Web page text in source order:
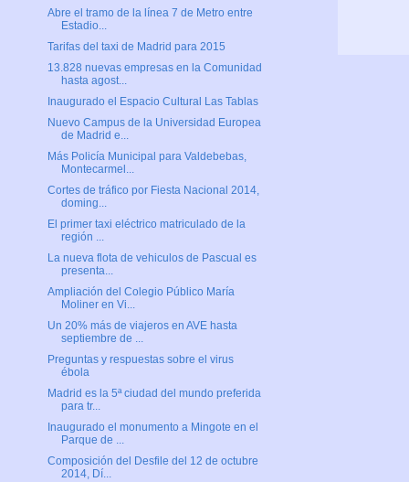
Abre el tramo de la línea 7 de Metro entre
Estadio...
Tarifas del taxi de Madrid para 2015
13.828 nuevas empresas en la Comunidad
hasta agost...
Inaugurado el Espacio Cultural Las Tablas
Nuevo Campus de la Universidad Europea
de Madrid e...
Más Policía Municipal para Valdebebas,
Montecarmel...
Cortes de tráfico por Fiesta Nacional 2014,
doming...
El primer taxi eléctrico matriculado de la
región ...
La nueva flota de vehiculos de Pascual es
presenta...
Ampliación del Colegio Público María
Moliner en Vi...
Un 20% más de viajeros en AVE hasta
septiembre de ...
Preguntas y respuestas sobre el virus
ébola
Madrid es la 5ª ciudad del mundo preferida
para tr...
Inaugurado el monumento a Mingote en el
Parque de ...
Composición del Desfile del 12 de octubre
2014, Dí...